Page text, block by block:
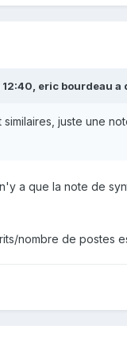
eric bourdeau a
juste une
a que la note de
nombre de postes